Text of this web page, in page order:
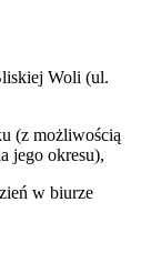
Woli (ul.
(z możliwością
jego okresu),
w biurze